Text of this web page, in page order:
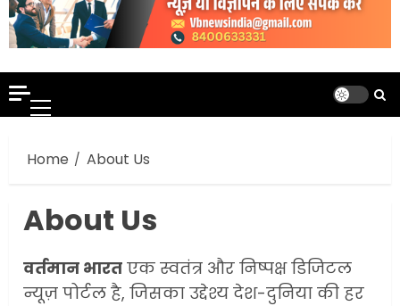
Primary
Menu
Home
About Us
About Us
वर्तमान भारत एक स्वतंत्र और निष्पक्ष डिजिटल
न्यूज़ पोर्टल है, जिसका उद्देश्य देश-दुनिया की हर